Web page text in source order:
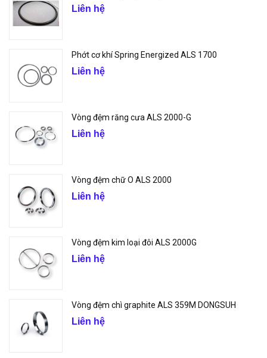
Liên hệ
Phớt cơ khí Spring Energized ALS 1700
Liên hệ
Vòng đệm răng cưa ALS 2000-G
Liên hệ
Vòng đệm chữ O ALS 2000
Liên hệ
Vòng đệm kim loại đôi ALS 2000G
Liên hệ
Vòng đệm chì graphite ALS 359M DONGSUH
Liên hệ